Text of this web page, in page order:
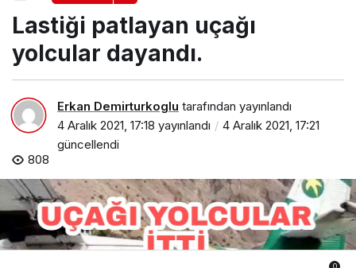
Lastiği patlayan uçağı
yolcular dayandı.
Erkan Demirturkoglu tarafından yayınlandı
4 Aralık 2021, 17:18 yayınlandı
4 Aralık 2021, 17:21
güncellendi
808
0